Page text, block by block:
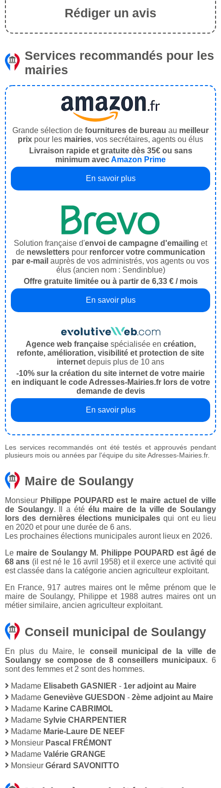
Rédiger un avis
Services recommandés pour les
mairies
Grande sélection de fournitures de bureau au meilleur
prix pour les mairies, vos secrétaires, agents ou élus
Livraison rapide et gratuite dès 35€ ou sans
minimum avecAmazon Prime
En savoir plus
Solution française d'envoi de campagne d'emailing et
de newsletters pour renforcer votre communication
par e-mail auprès de vos administrés, vos agents ou vos
élus (ancien nom : Sendinblue)
Offre gratuite limitée ou à partir de 6,33 € / mois
En savoir plus
Agence web françaisespécialisée en création,
refonte, amélioration, visibilité et protection de site
internet depuis plus de 10 ans
-10% sur la création du site internet de votre mairie
en indiquant le code Adresses-Mairies.fr lors de votre
demande de devis
En savoir plus
Les services recommandés ont été testés et approuvés pendant
plusieurs mois ou années par l'équipe du site Adresses-Mairies.fr.
Maire de Soulangy
Monsieur Philippe POUPARD est le maire actuel de ville
de Soulangy. Il a été élu maire de la ville de Soulangy
lors des dernières élections municipales qui ont eu lieu
en 2020 et pour une durée de 6 ans.
Les prochaines élections municipales auront lieux en 2026.
Le maire de Soulangy M. Philippe POUPARD est âgé de
68 ans (il est né le 16 avril 1958) et il exerce une activité qui
est classée dans la catégorie ancien agriculteur exploitant.
En France, 917 autres maires ont le même prénom que le
maire de Soulangy, Philippe et 1988 autres maires ont un
métier similaire, ancien agriculteur exploitant.
Conseil municipal de Soulangy
En plus du Maire, le conseil municipal de la ville de
Soulangy se compose de 8 conseillers municipaux. 6
sont des femmes et 2 sont des hommes.
Madame Elisabeth GASNIER - 1er adjoint au Maire
Madame Geneviève GUESDON - 2ème adjoint au Maire
Madame Karine CABRIMOL
Madame Sylvie CHARPENTIER
Madame Marie-Laure DE NEEF
Monsieur Pascal FRÉMONT
Madame Valérie GRANGE
Monsieur Gérard SAVONITTO